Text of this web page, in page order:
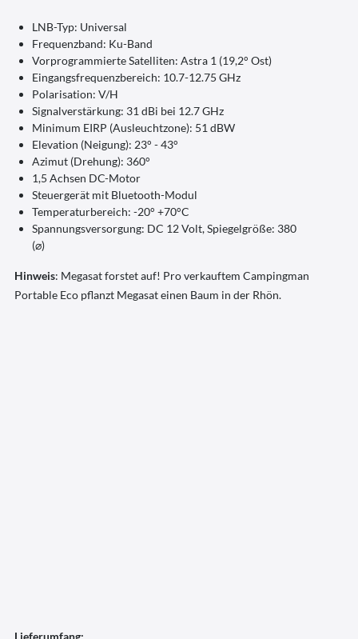
LNB-Typ: Universal
Frequenzband: Ku-Band
Vorprogrammierte Satelliten: Astra 1 (19,2° Ost)
Eingangsfrequenzbereich: 10.7-12.75 GHz
Polarisation: V/H
Signalverstärkung: 31 dBi bei 12.7 GHz
Minimum EIRP (Ausleuchtzone): 51 dBW
Elevation (Neigung): 23° - 43°
Azimut (Drehung): 360°
1,5 Achsen DC-Motor
Steuergerät mit Bluetooth-Modul
Temperaturbereich: -20° +70°C
Spannungsversorgung: DC 12 Volt, Spiegelgröße: 380
(⌀)
Hinweis: Megasat forstet auf! Pro verkauftem Campingman
Portable Eco pflanzt Megasat einen Baum in der Rhön.
Lieferumfang: